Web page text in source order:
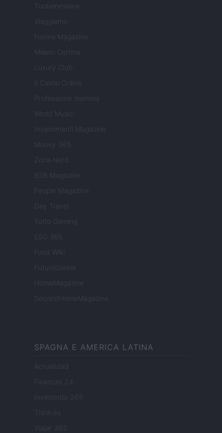
Tuobenessere
Viaggiamo
Nonne Magazine
Milano Cortina
Luxury Club
Il Calcio Online
Professione mamma
World Music
Investimenti Magazine
Money 365
Zona Nerd
B2B Magazine
People Magazine
Day Travel
Tutto Gaming
ESG 365
Food Wiki
FuturoDonna
HomeMagazine
SecondHomeMagazine
SPAGNA E AMERICA LATINA
Actualidad
Finanzas 24
Investindo 365
Think.es
Viajar 365